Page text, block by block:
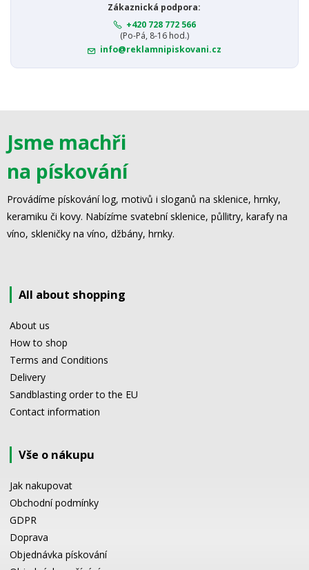
Zákaznická podpora:
+420 728 772 566
(Po-Pá, 8-16 hod.)
info@reklamnipiskovani.cz
Jsme machři
na pískování
Provádíme pískování log, motivů i sloganů na sklenice, hrnky,
keramiku či kovy. Nabízíme svatební sklenice, půllitry, karafy na
víno, skleničky na víno, džbány, hrnky.
All about shopping
About us
How to shop
Terms and Conditions
Delivery
Sandblasting order to the EU
Contact information
Vše o nákupu
Jak nakupovat
Obchodní podmínky
GDPR
Doprava
Objednávka pískování